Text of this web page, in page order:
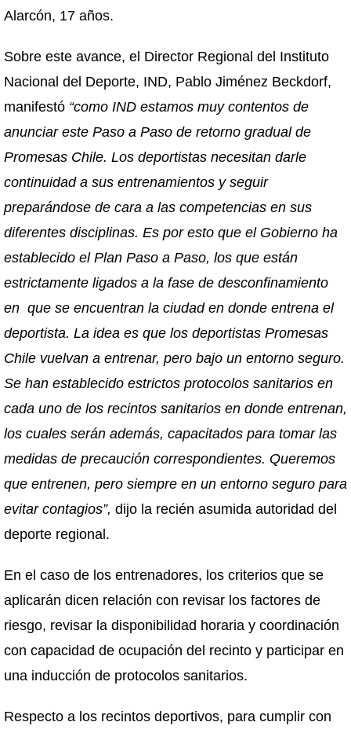
Alarcón, 17 años.
Sobre este avance, el Director Regional del Instituto
Nacional del Deporte, IND, Pablo Jiménez Beckdorf,
manifestó “como IND estamos muy contentos de
anunciar este Paso a Paso de retorno gradual de
Promesas Chile. Los deportistas necesitan darle
continuidad a sus entrenamientos y seguir
preparándose de cara a las competencias en sus
diferentes disciplinas. Es por esto que el Gobierno ha
establecido el Plan Paso a Paso, los que están
estrictamente ligados a la fase de desconfinamiento
en que se encuentran la ciudad en donde entrena el
deportista. La idea es que los deportistas Promesas
Chile vuelvan a entrenar, pero bajo un entorno seguro.
Se han establecido estrictos protocolos sanitarios en
cada uno de los recintos sanitarios en donde entrenan,
los cuales serán además, capacitados para tomar las
medidas de precaución correspondientes. Queremos
que entrenen, pero siempre en un entorno seguro para
evitar contagios”, dijo la recién asumida autoridad del
deporte regional.
En el caso de los entrenadores, los criterios que se
aplicarán dicen relación con revisar los factores de
riesgo, revisar la disponibilidad horaria y coordinación
con capacidad de ocupación del recinto y participar en
una inducción de protocolos sanitarios.
Respecto a los recintos deportivos, para cumplir con